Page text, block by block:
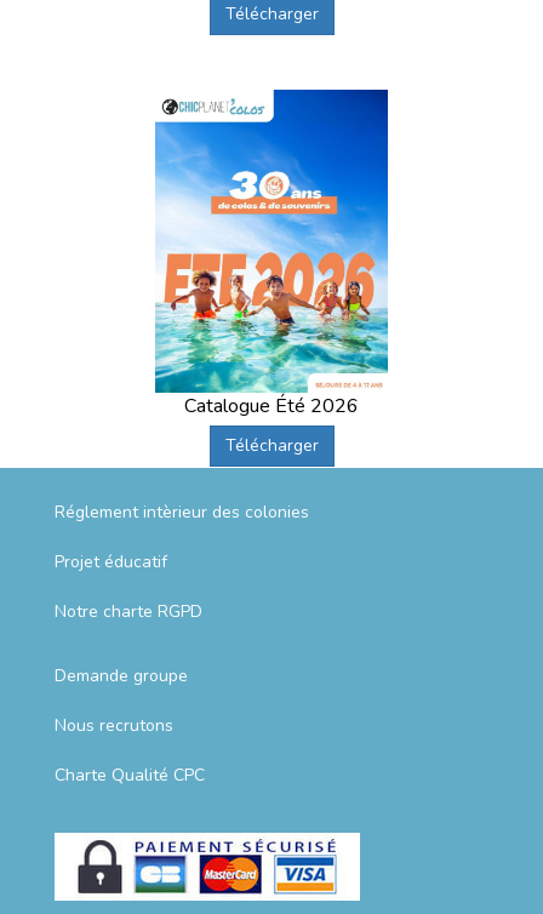
Télécharger
Catalogue Été 2026
Télécharger
Réglement intèrieur des colonies
Projet éducatif
Notre charte RGPD
Demande groupe
Nous recrutons
Charte Qualité CPC